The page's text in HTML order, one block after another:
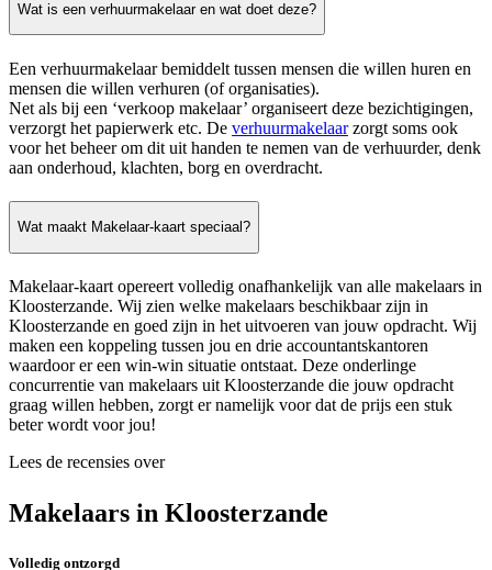
Wat is een verhuurmakelaar en wat doet deze?
Een verhuurmakelaar bemiddelt tussen mensen die willen huren en
mensen die willen verhuren (of organisaties).
Net als bij een ‘verkoop makelaar’ organiseert deze bezichtigingen,
verzorgt het papierwerk etc. De verhuurmakelaarzorgt soms ook
voor het beheer om dit uit handen te nemen van de verhuurder, denk
aan onderhoud, klachten, borg en overdracht.
Wat maakt Makelaar-kaart speciaal?
Makelaar-kaart opereert volledig onafhankelijk van alle makelaars in
Kloosterzande. Wij zien welke makelaars beschikbaar zijn in
Kloosterzande en goed zijn in het uitvoeren van jouw opdracht. Wij
maken een koppeling tussen jou en drie accountantskantoren
waardoor er een win-win situatie ontstaat. Deze onderlinge
concurrentie van makelaars uit Kloosterzande die jouw opdracht
graag willen hebben, zorgt er namelijk voor dat de prijs een stuk
beter wordt voor jou!
Lees de recensies over
Makelaars in Kloosterzande
Volledig ontzorgd